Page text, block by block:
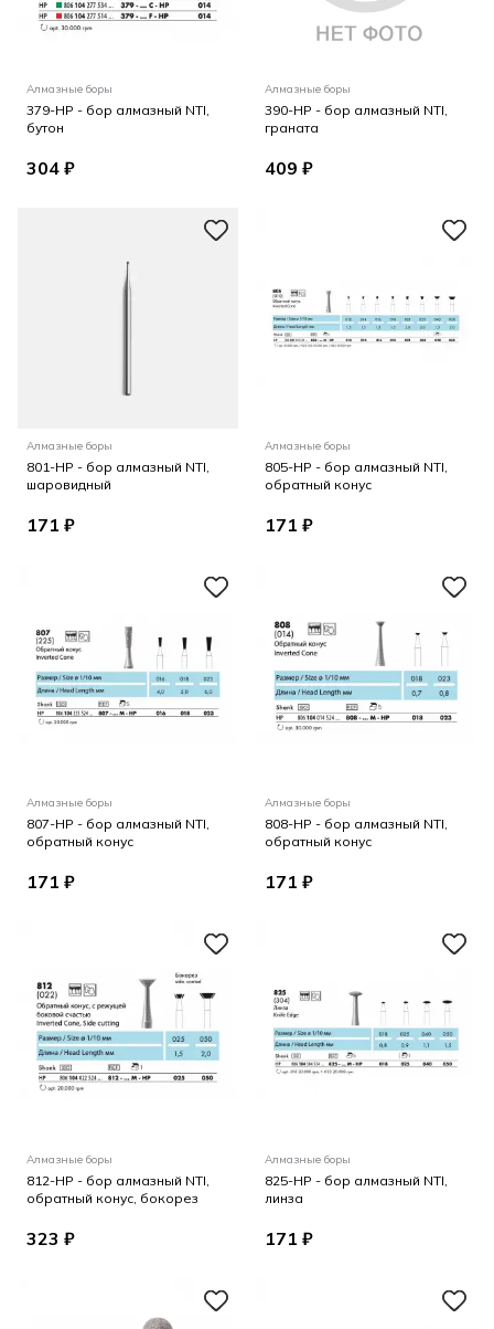
Алмазные боры
379-HP - бор алмазный NTI,
бутон
304 ₽
Алмазные боры
390-HP - бор алмазный NTI,
граната
409 ₽
Алмазные боры
801-HP - бор алмазный NTI,
шаровидный
171 ₽
Алмазные боры
805-HP - бор алмазный NTI,
обратный конус
171 ₽
Алмазные боры
807-HP - бор алмазный NTI,
обратный конус
171 ₽
Алмазные боры
808-HP - бор алмазный NTI,
обратный конус
171 ₽
Алмазные боры
812-HP - бор алмазный NTI,
обратный конус, бокорез
323 ₽
Алмазные боры
825-HP - бор алмазный NTI,
линза
171 ₽